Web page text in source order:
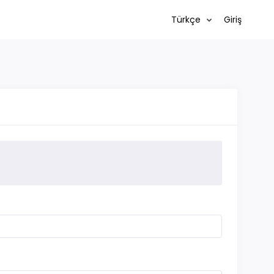
Türkçe Giriş